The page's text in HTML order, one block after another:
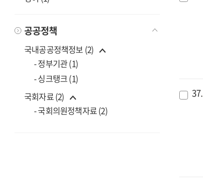
공공정책
국내공공정책정보 (2)
- 정부기관 (1)
- 싱크탱크 (1)
국회자료 (2)
- 국회의원정책자료 (2)
37.